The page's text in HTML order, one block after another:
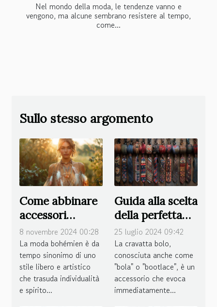
Nel mondo della moda, le tendenze vanno e
vengono, ma alcune sembrano resistere al tempo,
come...
Sullo stesso argomento
Come abbinare
accessori
bohémien con
ogni tipo di
abito
8 novembre 2024 00:28
La moda bohémien è da
tempo sinonimo di uno
stile libero e artistico
che trasuda individualità
e spirito...
Guida alla scelta
della perfetta
cravatta bolo
per ogni
occasione
25 luglio 2024 09:42
La cravatta bolo,
conosciuta anche come
"bola" o "bootlace", è un
accessorio che evoca
immediatamente...